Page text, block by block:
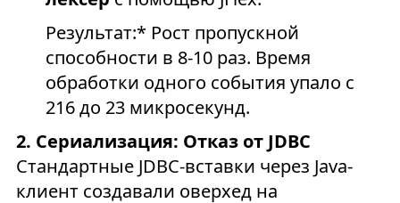
Результат:* Рост пропускной
способности в 8-10 раз. Время
обработки одного события упало с
216 до 23 микросекунд.
2. Сериализация: Отказ от JDBC
Стандартные JDBC-вставки через Java-
клиент создавали оверхед на